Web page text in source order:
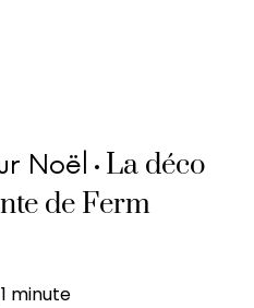
Noël
La déco
de Ferm
1 minute